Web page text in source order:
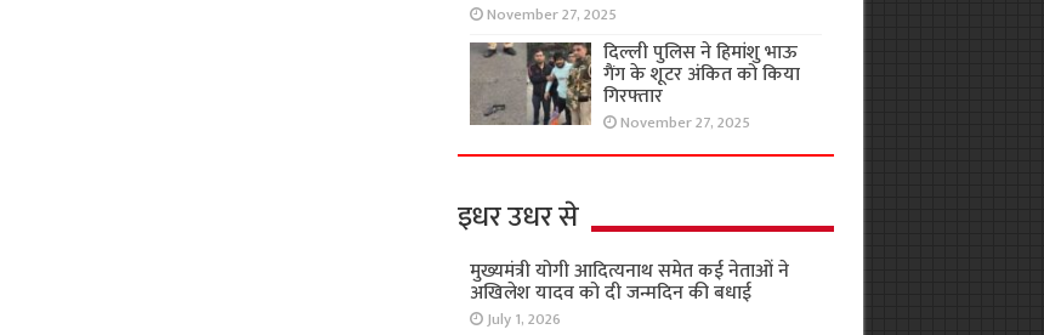
November 27, 2025
दिल्ली पुलिस ने हिमांशु भाऊ
गैंग के शूटर अंकित को किया
गिरफ्तार
November 27, 2025
इधर उधर से
मुख्यमंत्री योगी आदित्यनाथ समेत कई नेताओं ने
अखिलेश यादव को दी जन्मदिन की बधाई
July 1, 2026